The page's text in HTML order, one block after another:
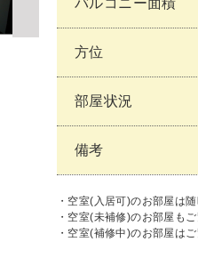
バルコニー面積
方位
部屋状況
備考
・空室(入居可)のお部屋は
・空室(未補修)のお部屋も
・空室(補修中)のお部屋は